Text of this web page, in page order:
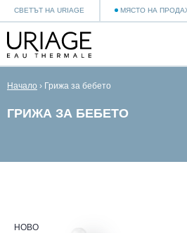
СВЕТЪТ НА URIAGE МЯСТО НА
Начало › Грижа за бебето
ГРИЖА ЗА БЕБЕТО
НОВО